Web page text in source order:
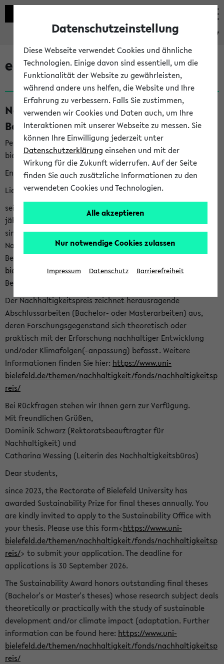
eKVV
eKVV News
Nachhaltigkeitspreis 2026:
Bewerbungsphase gestartet (06.08.26)
Per E-Mail eingestellt von nachhaltigkeitsbuero@uni-
bielefeld.de an den Verteiler 'Alle Studierenden':
English version below
Liebe Studierende,
seit 2023 verleiht das Rektorat der Universität Bielefeld
jährlich den Nachhaltigkeitspreis für Abschlussarbeiten. Sie
sind herzlich eingeladen sich mit Ihrer Abschlussarbeit beim
Nachhaltigkeitsbüro zu bewerben. Bitte nutzen Sie für Ihre
Bewerbung dieses Formular<https://formulare.uni-
bielefeld.de/frontend-server/form/provide/913/>. Die
Bewerbungsfrist endet am 30.09.2026.
Der Nachhaltigkeitspreis zeichnet herausragende
Abschlussarbeiten (Bachelor- oder Masterarbeiten) aus,
deren Forschungsgegenstand sich theoretisch oder
praktisch mit der Erforschung nachhaltiger Entwicklung
und/oder Klimafolgen(-anpassung) befasst. Weitere
Informationen finden Sie hier: https://www.uni-
bielefeld.de/themen/nachhaltigkeit/fonds/nachhaltigkeitsp
reis/
Bei Rückfragen stehen wir Ihnen gern zur Verfügung.
Mit freundlichen Grüßen,
Dominik Schwarz (Rektoratsbeauftragter für
Nachhaltigkeit) und
Catharina Wessing (Leiterin des Nachhaltigkeitsbüros)
Dear students,
since 2023, the Rectorate of Bielefeld University has
awarded Sustainability Prize for final theses annually. You
are kindly invited to apply to the Sustainability Office with
your thesis. Please use this form<https://www.uni-
bielefeld.de/themen/nachhaltigkeit/fonds/nachhaltigkeitsp
reis/> to submit your application. The deadline for
applications is 30 September 2026.
The Sustainability Award honors outstanding final theses
(Bachelor's or Master's theses) whose research subject deals
theoretically or practically with the study of sustainable
development and/or climate impact (adaptation. Further
information can be found here: https://www.uni-
bielefeld.de/themen/nachhaltigkeit/fonds/nachhaltigkeitsp
reis/
Datenschutzeinstellung
Diese Webseite verwendet Cookies und ähnliche
Technologien. Einige davon sind essentiell, um die
Funktionalität der Website zu gewährleisten,
während andere uns helfen, die Website und Ihre
Erfahrung zu verbessern. Falls Sie zustimmen,
verwenden wir Cookies und Daten auch, um Ihre
Interaktionen mit unserer Webseite zu messen. Sie
können Ihre Einwilligung jederzeit unter
Datenschutzerklärung einsehen und mit der
Wirkung für die Zukunft widerrufen. Auf der Seite
finden Sie auch zusätzliche Informationen zu den
verwendeten Cookies und Technologien.
Alle akzeptieren
Nur notwendige Cookies zulassen
Impressum Datenschutz Barrierefreiheit